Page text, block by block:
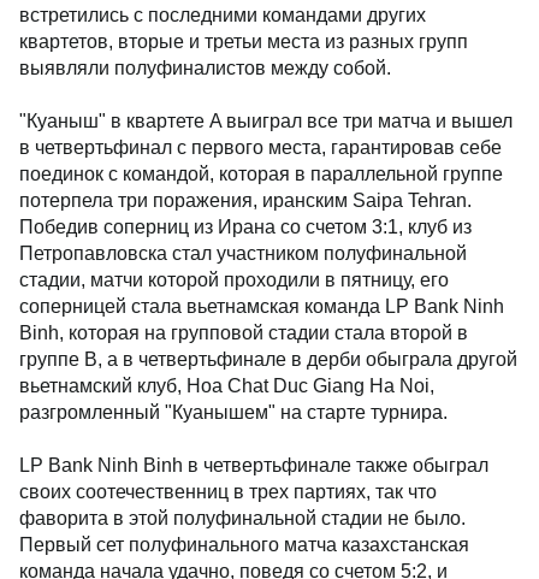
встретились с последними командами других
квартетов, вторые и третьи места из разных групп
выявляли полуфиналистов между собой.
"Куаныш" в квартете A выиграл все три матча и вышел
в четвертьфинал с первого места, гарантировав себе
поединок с командой, которая в параллельной группе
потерпела три поражения, иранским Saipa Tehran.
Победив соперниц из Ирана со счетом 3:1, клуб из
Петропавловска стал участником полуфинальной
стадии, матчи которой проходили в пятницу, его
соперницей стала вьетнамская команда LP Bank Ninh
Binh, которая на групповой стадии стала второй в
группе B, а в четвертьфинале в дерби обыграла другой
вьетнамский клуб, Hoa Chat Duc Giang Ha Noi,
разгромленный "Куанышем" на старте турнира.
LP Bank Ninh Binh в четвертьфинале также обыграл
своих соотечественниц в трех партиях, так что
фаворита в этой полуфинальной стадии не было.
Первый сет полуфинального матча казахстанская
команда начала удачно, поведя со счетом 5:2, и